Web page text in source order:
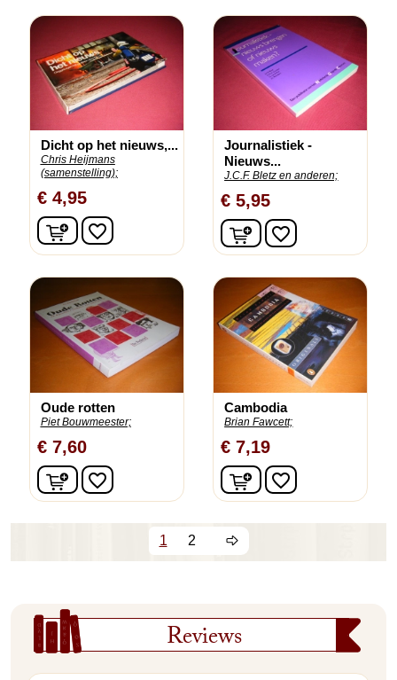
Reviews
Dicht op het nieuws,...
Chris Heijmans
(samenstelling);
€ 4,95
In winkelwagen
favorite_border
Journalistiek -
Nieuws...
J.C.F. Bletz en anderen;
€ 5,95
In winkelwagen
favorite_border
Oude rotten
Piet Bouwmeester;
€ 7,60
In winkelwagen
favorite_border
Cambodia
Brian Fawcett;
€ 7,19
In winkelwagen
favorite_border
1 2